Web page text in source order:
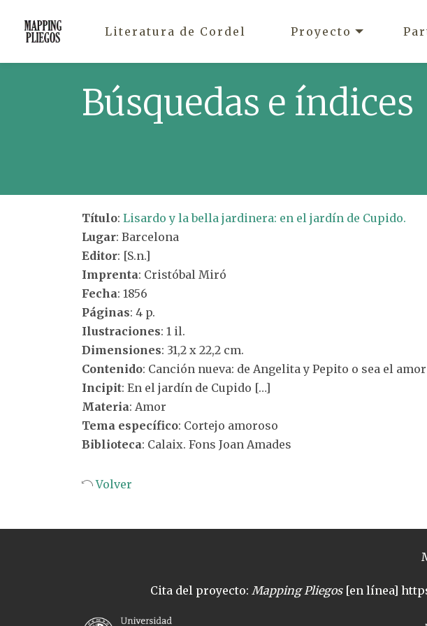
Literatura de Cordel Proyecto
Búsquedas e índices
Título: Lisardo y la bella jardinera: en el jardín de Cupido.
Lugar: Barcelona
Editor: [S.n.]
Imprenta: Cristóbal Miró
Fecha: 1856
Páginas: 4 p.
Ilustraciones: 1 il.
Dimensiones: 31,2 x 22,2 cm.
Contenido: Canción nueva: de Angelita y Pepito o sea el
Incipit: En el jardín de Cupido […]
Materia: Amor
Tema específico: Cortejo amoroso
Biblioteca: Calaix. Fons Joan Amades
Volver
Cita del proyecto: Mapping Pliegos[en línea]